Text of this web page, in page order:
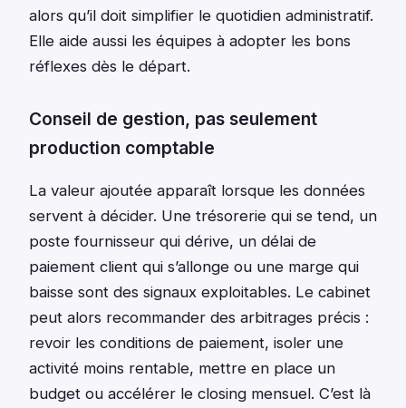
alors qu’il doit simplifier le quotidien administratif.
Elle aide aussi les équipes à adopter les bons
réflexes dès le départ.
Conseil de gestion, pas seulement
production comptable
La valeur ajoutée apparaît lorsque les données
servent à décider. Une trésorerie qui se tend, un
poste fournisseur qui dérive, un délai de
paiement client qui s’allonge ou une marge qui
baisse sont des signaux exploitables. Le cabinet
peut alors recommander des arbitrages précis :
revoir les conditions de paiement, isoler une
activité moins rentable, mettre en place un
budget ou accélérer le closing mensuel. C’est là